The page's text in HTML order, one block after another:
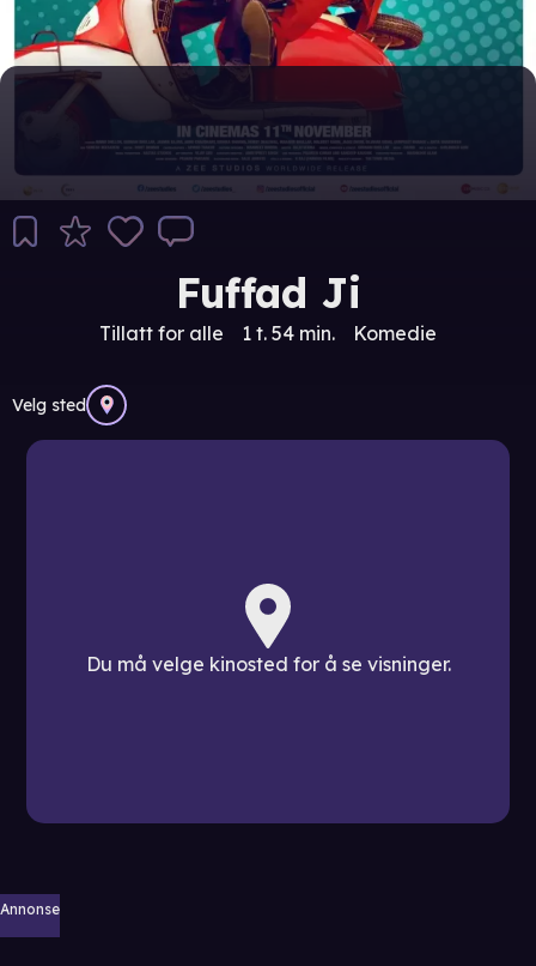
Fuffad Ji
Tillatt for alle 1 t. 54 min. Komedie
Velg sted
Du må velge kinosted for å se visninger.
Annonse